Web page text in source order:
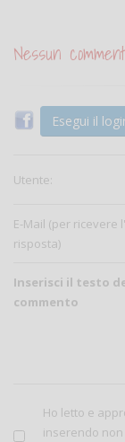
Nessun
Esegui il
Utente:
E-Mail (per ricevere
risposta)
Inserisci il testo
commento
Ho letto e
inserendo